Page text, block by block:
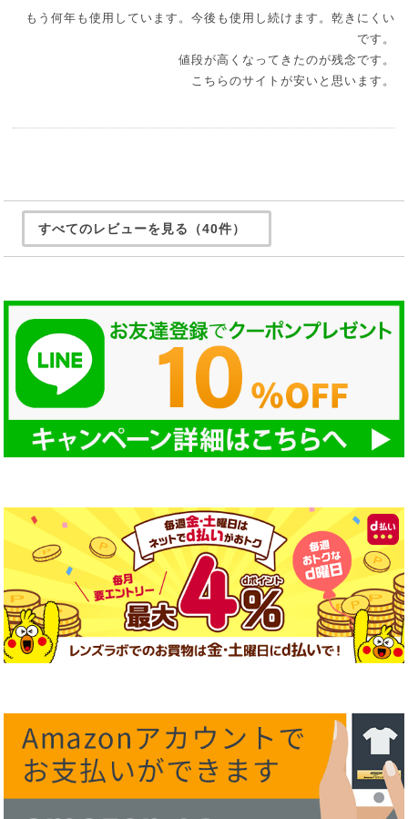
もう何年も使用しています。今後も使用し続けます。乾きにくい
です。
値段が高くなってきたのが残念です。
こちらのサイトが安いと思います。
すべてのレビューを見る（40件）